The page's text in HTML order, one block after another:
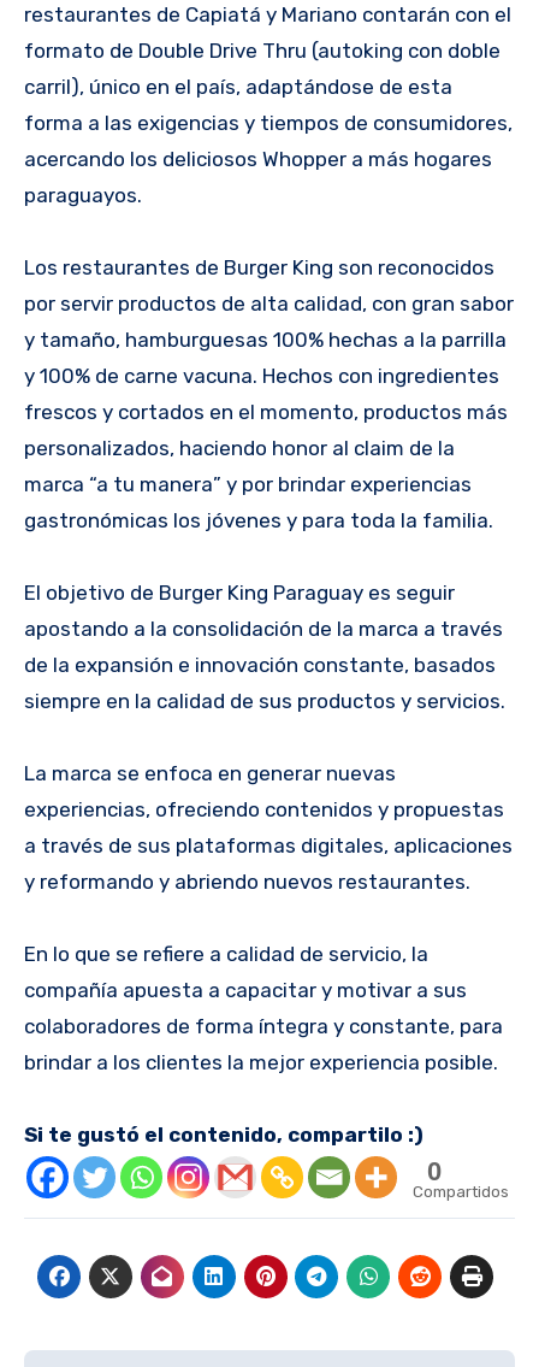
restaurantes de Capiatá y Mariano contarán con el
formato de Double Drive Thru (autoking con doble
carril), único en el país, adaptándose de esta
forma a las exigencias y tiempos de consumidores,
acercando los deliciosos Whopper a más hogares
paraguayos.
Los restaurantes de Burger King son reconocidos
por servir productos de alta calidad, con gran sabor
y tamaño, hamburguesas 100% hechas a la parrilla
y 100% de carne vacuna. Hechos con ingredientes
frescos y cortados en el momento, productos más
personalizados, haciendo honor al claim de la
marca “a tu manera” y por brindar experiencias
gastronómicas los jóvenes y para toda la familia.
El objetivo de Burger King Paraguay es seguir
apostando a la consolidación de la marca a través
de la expansión e innovación constante, basados
siempre en la calidad de sus productos y servicios.
La marca se enfoca en generar nuevas
experiencias, ofreciendo contenidos y propuestas
a través de sus plataformas digitales, aplicaciones
y reformando y abriendo nuevos restaurantes.
En lo que se refiere a calidad de servicio, la
compañía apuesta a capacitar y motivar a sus
colaboradores de forma íntegra y constante, para
brindar a los clientes la mejor experiencia posible.
Si te gustó el contenido, compartilo :)
0
Compartidos